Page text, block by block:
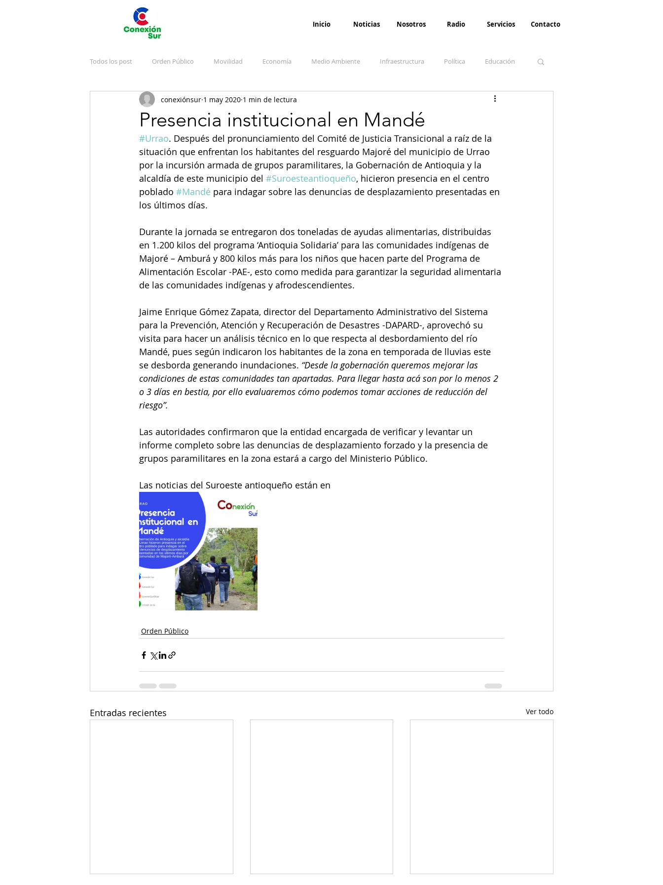
Inicio Noticias Nosotros Radio Servicios Contacto
Todos los post Orden Público Movilidad Economía Medio Ambiente Infraestructura Política Educación
Arte y Cultura Judicial Salud Opinión Paz
Emergencias Publicidad Vida y sociedad Denuncia Ciudadana Conflicto armado interno Turismo
Presencia institucional en Mandé
conexiónsur 1 may 2020 1 min de lectura
#Urrao. Después del pronunciamiento del Comité de Justicia Transicional a raíz de la
situación que enfrentan los habitantes del resguardo Majoré del municipio de Urrao
por la incursión armada de grupos paramilitares, la Gobernación de Antioquia y la
alcaldía de este municipio del #Suroesteantioqueño, hicieron presencia en el centro
poblado #Mandé para indagar sobre las denuncias de desplazamiento presentadas en
los últimos días.
Durante la jornada se entregaron dos toneladas de ayudas alimentarias, distribuidas
en 1.200 kilos del programa ‘Antioquia Solidaria’ para las comunidades indígenas de
Majoré – Amburá y 800 kilos más para los niños que hacen parte del Programa de
Alimentación Escolar -PAE-, esto como medida para garantizar la seguridad alimentaria
de las comunidades indígenas y afrodescendientes.
Jaime Enrique Gómez Zapata, director del Departamento Administrativo del Sistema
para la Prevención, Atención y Recuperación de Desastres -DAPARD-, aprovechó su
visita para hacer un análisis técnico en lo que respecta al desbordamiento del río
Mandé, pues según indicaron los habitantes de la zona en temporada de lluvias este
se desborda generando inundaciones. “Desde la gobernación queremos mejorar las
condiciones de estas comunidades tan apartadas. Para llegar hasta acá son por lo menos 2
o 3 días en bestia, por ello evaluaremos cómo podemos tomar acciones de reducción del
riesgo”.
Las autoridades confirmaron que la entidad encargada de verificar y levantar un
informe completo sobre las denuncias de desplazamiento forzado y la presencia de
grupos paramilitares en la zona estará a cargo del Ministerio Público.
Las noticias del Suroeste antioqueño están en
Orden Público
Entradas recientes Ver todo